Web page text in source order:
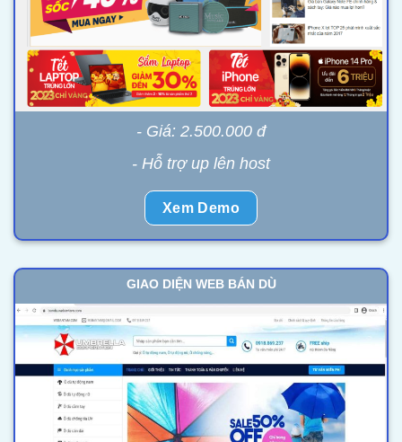
- Giá: 2.500.000 đ
- Hỗ trợ up lên host
Xem Demo
GIAO DIỆN WEB BÁN DÙ